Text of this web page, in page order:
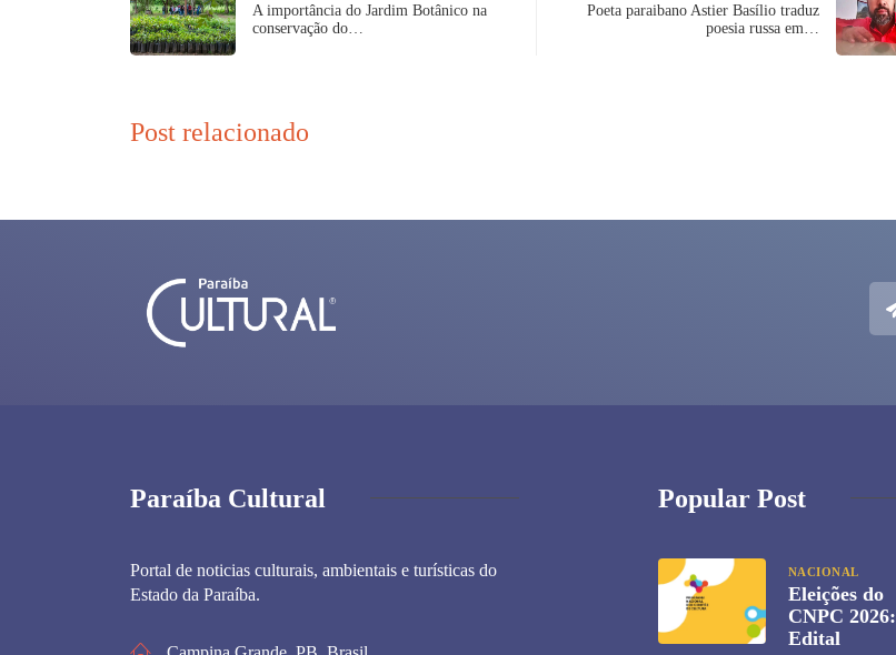
A importância do Jardim Botânico na
conservação do…
Poeta paraibano Astier Basílio traduz
poesia russa em…
Post relacionado
Paraíba Cultural
Portal de noticias culturais, ambientais e turísticas do
Estado da Paraíba.
Popular Post
NACIONAL
Eleições do
CNPC 2026:
Edital